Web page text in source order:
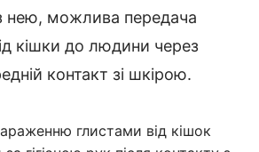
нею, можлива передача
кішки до людини через
контакт зі шкірою.
глистами від кішок